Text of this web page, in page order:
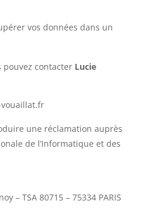
vos données dans un
pouvez contacter Lucie
vouaillat.fr
une réclamation auprès
de l’Informatique et des
– TSA 80715 – 75334 PARIS